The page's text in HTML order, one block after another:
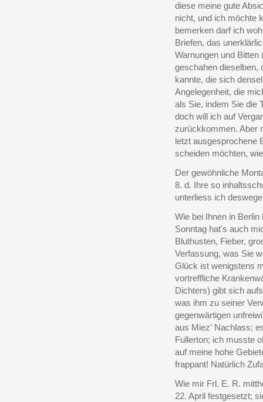
diese meine gute
nicht, und ich möchte
bemerken darf ich
Briefen, das
Warnungen und
geschahen dieselben,
kannte, die sich
Angelegenheit, die
als Sie, indem Sie die
doch will ich auf
zurückkommen. Aber
letzt ausgesprochene
scheiden möchten,
Der gewöhnliche
8. d. Ihre so
unterliess ich
Wie bei Ihnen in
Sonntag hat's auch
Bluthusten, Fieber,
Verfassung, was Sie
Glück ist wenigstens
vortreffliche
Dichters) gibt sich
was ihm zu seiner
gegenwärtigen
aus Miez' Nachlass;
Fullerton; ich musste
auf meine hohe
frappant! Natürlich
Wie mir Frl. E. R.
22. April festgesetzt;